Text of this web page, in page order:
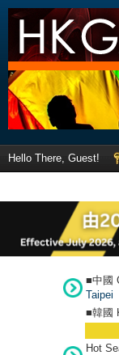
Hello There, Guest!
■中國
Taipei
■韓國
Hot